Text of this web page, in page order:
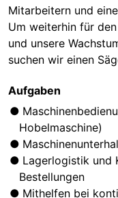
Mitarbeitern und
Um weiterhin für
und unsere
suchen wir einen
Aufgaben
Hobelmaschine)
Lagerlogistik und
Bestellungen
Mithelfen bei